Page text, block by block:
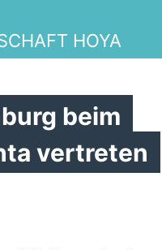
HOYA
beim
vertreten